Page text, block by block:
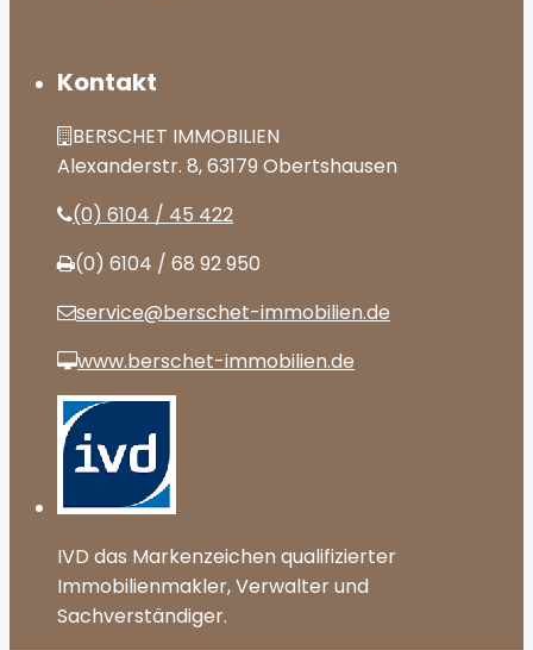
Kontakt
BERSCHET IMMOBILIEN
Alexanderstr. 8, 63179 Obertshausen
(0) 6104 / 45 422
(0) 6104 / 68 92 950
service@berschet-immobilien.de
www.berschet-immobilien.de
IVD das Markenzeichen qualifizierter
Immobilienmakler, Verwalter und
Sachverständiger.